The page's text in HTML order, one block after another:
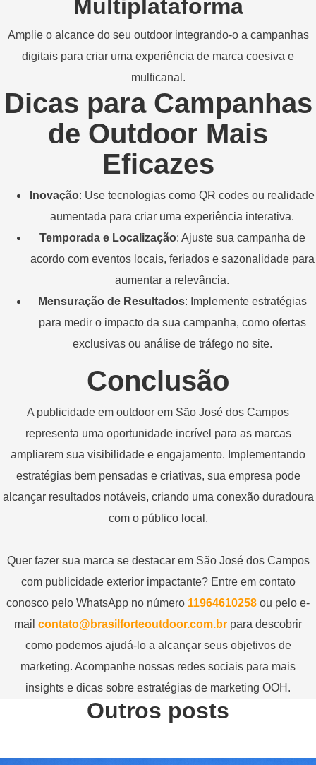
Multiplataforma
Amplie o alcance do seu outdoor integrando-o a campanhas
digitais para criar uma experiência de marca coesiva e
multicanal.
Dicas para Campanhas
de Outdoor Mais
Eficazes
Inovação: Use tecnologias como QR codes ou realidade
aumentada para criar uma experiência interativa.
Temporada e Localização: Ajuste sua campanha de
acordo com eventos locais, feriados e sazonalidade para
aumentar a relevância.
Mensuração de Resultados: Implemente estratégias
para medir o impacto da sua campanha, como ofertas
exclusivas ou análise de tráfego no site.
Conclusão
A publicidade em outdoor em São José dos Campos
representa uma oportunidade incrível para as marcas
ampliarem sua visibilidade e engajamento. Implementando
estratégias bem pensadas e criativas, sua empresa pode
alcançar resultados notáveis, criando uma conexão duradoura
com o público local.
Quer fazer sua marca se destacar em São José dos Campos
com publicidade exterior impactante? Entre em contato
conosco pelo WhatsApp no número 11964610258 ou pelo e-
mail contato@brasilforteoutdoor.com.br para descobrir
como podemos ajudá-lo a alcançar seus objetivos de
marketing. Acompanhe nossas redes sociais para mais
insights e dicas sobre estratégias de marketing OOH.
Outros posts